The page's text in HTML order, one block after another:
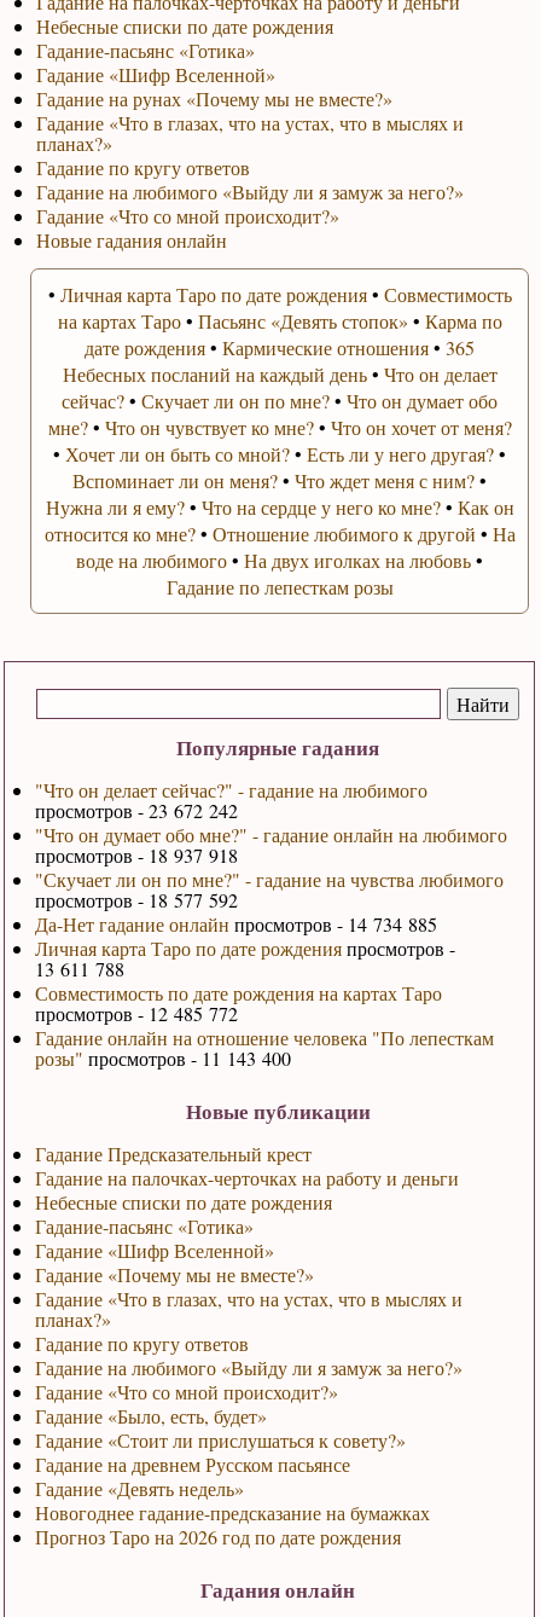
Популярные гадания
"Что он делает сейчас?" - гадание на любимого
просмотров - 23 672 242
"Что он думает обо мне?" - гадание онлайн на любимого
просмотров - 18 937 918
"Скучает ли он по мне?" - гадание на чувства любимого
просмотров - 18 577 592
Да-Нет гадание онлайн просмотров - 14 734 885
Личная карта Таро по дате рожденияпросмотров -
13 611 788
Совместимость по дате рождения на картах Таро
просмотров - 12 485 772
Гадание онлайн на отношение человека "По лепесткам
розы" просмотров - 11 143 400
Новые публикации
Гадание Предсказательный крест
Гадание на палочках-черточках на работу и деньги
Небесные списки по дате рождения
Гадание-пасьянс «Готика»
Гадание «Шифр Вселенной»
Гадание «Почему мы не вместе?»
Гадание «Что в глазах, что на устах, что в мыслях и
планах?»
Гадание по кругу ответов
Гадание на любимого «Выйду ли я замуж за него?»
Гадание «Что со мной происходит?»
Гадание «Было, есть, будет»
Гадание «Стоит ли прислушаться к совету?»
Гадание на древнем Русском пасьянсе
Гадание «Девять недель»
Новогоднее гадание-предсказание на бумажках
Прогноз Таро на 2026 год по дате рождения
Гадания онлайн
Небесные списки по дате рождения
Гадание-пасьянс «Готика»
Гадание «Шифр Вселенной»
Гадание на рунах «Почему мы не вместе?»
Гадание «Что в глазах, что на устах, что в мыслях и
планах?»
Гадание по кругу ответов
Гадание на любимого «Выйду ли я замуж за него?»
Гадание «Что со мной происходит?»
Новые гадания онлайн
• Личная карта Таро по дате рождения• Совместимость
на картах Таро• Пасьянс «Девять стопок» • Карма по
дате рождения•Кармические отношения•365
Небесных посланий на каждый день• Что он делает
сейчас?•Скучает ли он по мне?•Что он думает обо
мне?• Что он чувствует ко мне?• Что он хочет от меня?
• Хочет ли он быть со мной?•Есть ли у него другая?•
Вспоминает ли он меня?•Что ждет меня с ним?•
Нужна ли я ему?• Что на сердце у него ко мне?• Как он
относится ко мне?• Отношение любимого к другой • На
воде на любимого•На двух иголках на любовь•
Гадание по лепесткам розы